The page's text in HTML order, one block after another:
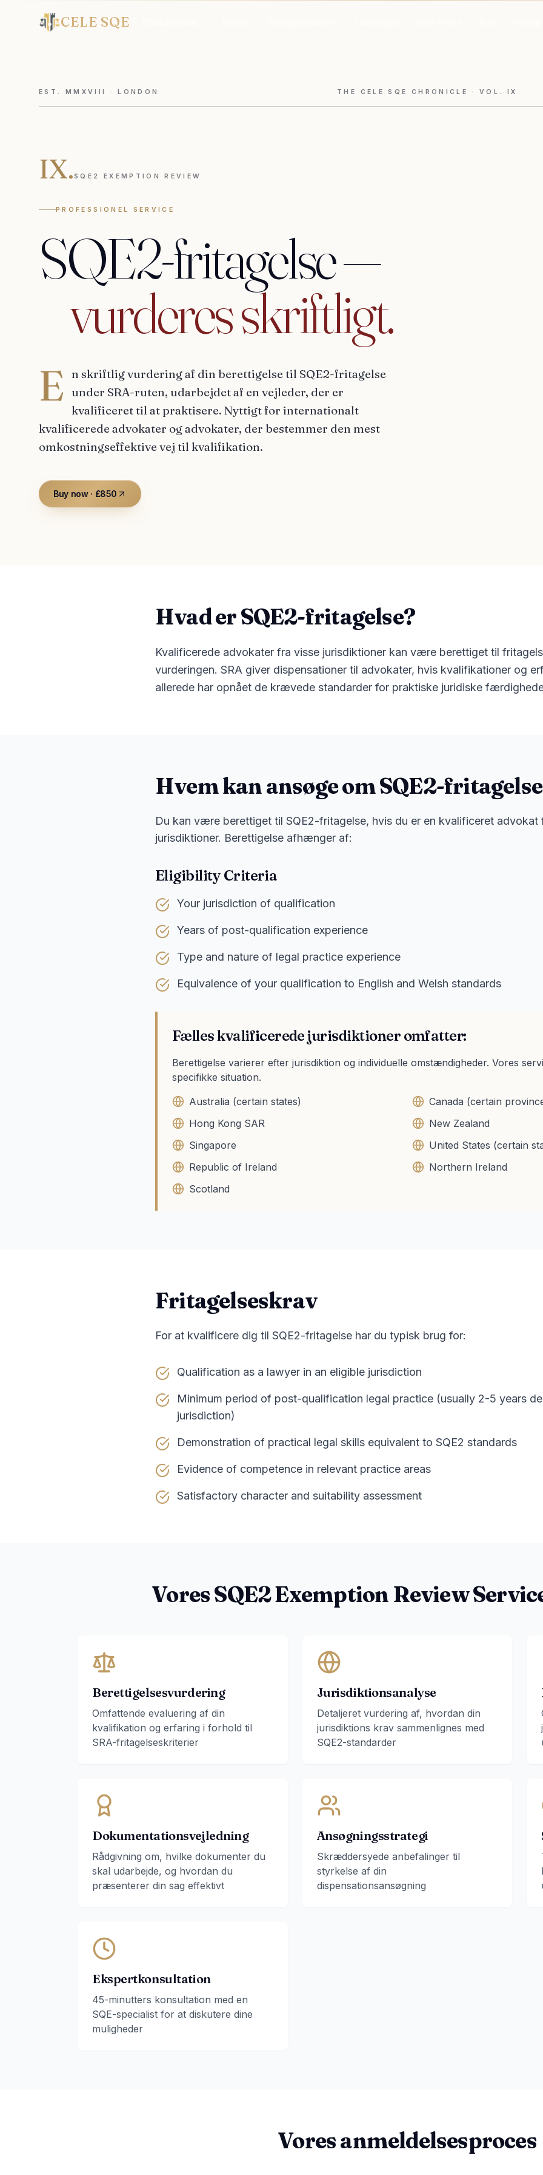
CELE SQE
EST. MMXVIII · LONDON THE CELE SQE CHRONICLE · VOL. IX
IX.SQE2 EXEMPTION REVIEW
PROFESSIONEL SERVICE
SQE2-fritagelse—
vurderesskriftligt.
E
n skriftlig vurdering af din berettigelse til SQE2-fritagelse
under SRA-ruten, udarbejdet af en vejleder, der er
kvalificeret til at praktisere. Nyttigt for internationalt
kvalificerede advokater og advokater, der bestemmer den mest
omkostningseffektive vej til kvalifikation.
Buy now · £850
Hvad er SQE2-fritagelse?
Kvalificerede advokater fra visse jurisdiktioner kan være berettiget til
vurderingen. SRA giver dispensationer til advokater, hvis kvalifikationer og
allerede har opnået de krævede standarder for praktiske juridiske
Hvem kan ansøge om SQE2-
Du kan være berettiget til SQE2-fritagelse, hvis du er en kvalificeret advokat
jurisdiktioner. Berettigelse afhænger af:
Eligibility Criteria
Your jurisdiction of qualification
Years of post-qualification experience
Type and nature of legal practice experience
Equivalence of your qualification to English and Welsh standards
Fælles kvalificerede jurisdiktioner omfatter:
Berettigelse varierer efter jurisdiktion og individuelle omstændigheder. Vores
specifikke situation.
Australia (certain states)
Canada (certain
Hong Kong SAR
New Zealand
Singapore
United States (certain
Republic of Ireland
Northern Ireland
Scotland
Fritagelseskrav
For at kvalificere dig til SQE2-fritagelse har du typisk brug for:
Qualification as a lawyer in an eligible jurisdiction
Minimum period of post-qualification legal practice (usually 2-5 years
jurisdiction)
Demonstration of practical legal skills equivalent to SQE2 standards
Evidence of competence in relevant practice areas
Satisfactory character and suitability assessment
Vores SQE2 Exemption Review
Berettigelsesvurdering
Omfattende evaluering af din
kvalifikation og erfaring i forhold til
SRA-fritagelseskriterier
Jurisdiktionsanalyse
Detaljeret vurdering af, hvordan din
jurisdiktions krav sammenlignes med
SQE2-standarder
Dokumentationsvejledning
Rådgivning om, hvilke dokumenter du
skal udarbejde, og hvordan du
præsenterer din sag effektivt
Ansøgningsstrategi
Skræddersyede anbefalinger til
styrkelse af din
dispensationsansøgning
Ekspertkonsultation
45-minutters konsultation med en
SQE-specialist for at diskutere dine
muligheder
Vores anmeldelsesproces